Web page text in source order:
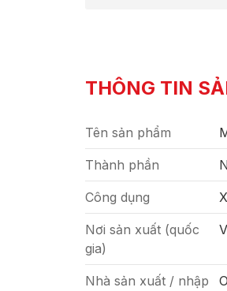
THÔNG TIN
Tên sản phẩm
Thành phần
Công dụng
Nơi sản xuất (quốc
gia)
Nhà sản xuất / nhập